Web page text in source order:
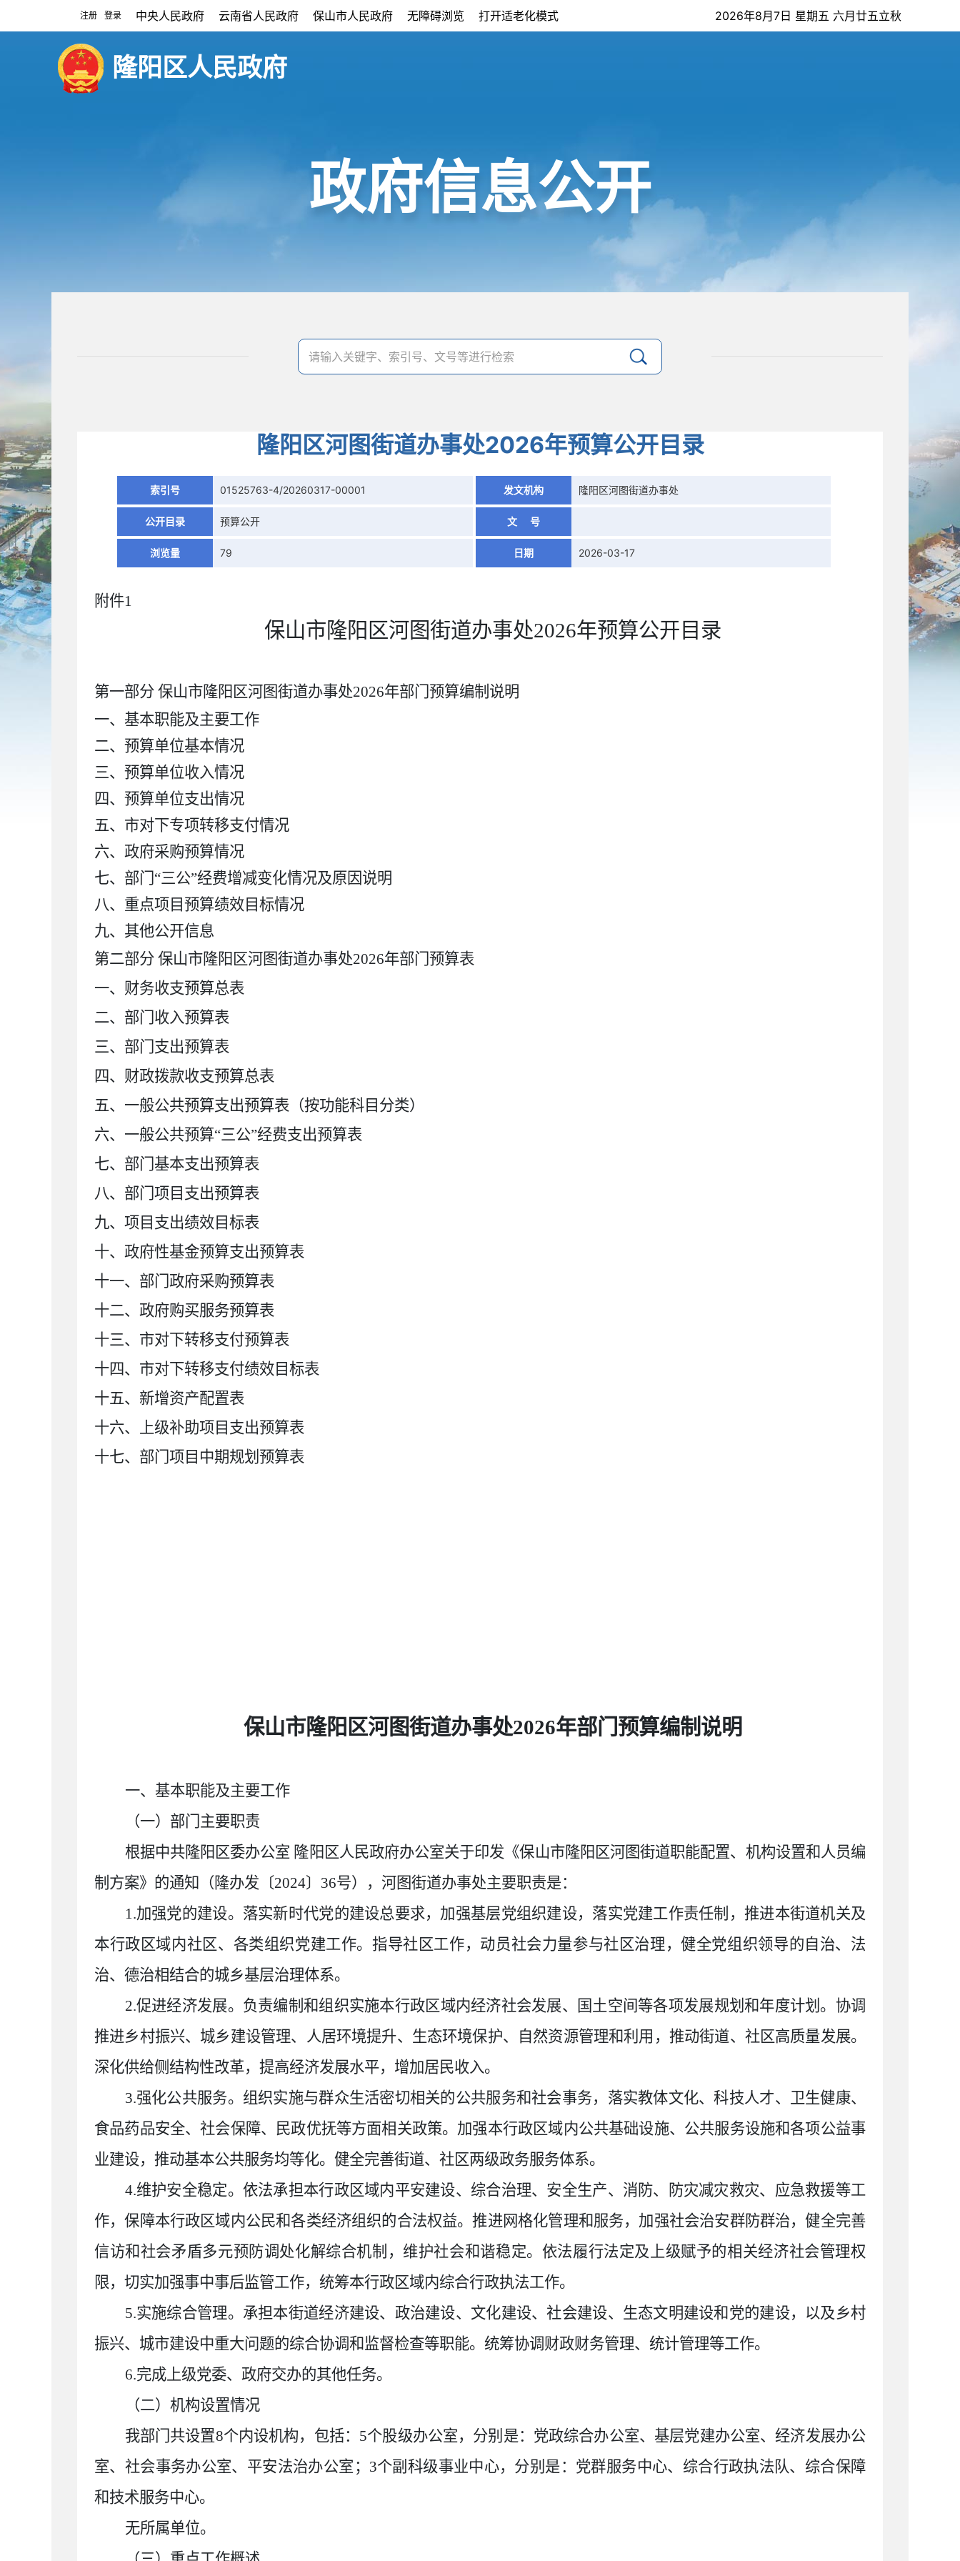
注册 登录 中央人民政府 云南省人民政府 保山市人民政府 无障碍浏览 打开适老化模式 2026年8月7日 星期五 六月廿五立秋
隆阳区人民政府
政府信息公开
隆阳区河图街道办事处2026年预算公开目录
索引号 01525763-4/20260317-00001 发文机构 隆阳区河图街道办事处
公开目录 预算公开 文 号
浏览量 79 日期 2026-03-17
附件1
保山市隆阳区河图街道办事处2026年预算公开 目录
第一部分 保山市隆阳区河图街道办事处2026年部门预算编制说明
一、基本职能及主要工作
二、预算单位基本情况
三、预算单位收入情况
四、 预算单位支出情况
五、 市对下专项转移支付情况
六、 政府采购预算情况
七、部门“三公”经费增减变化情况及原因说明
八、重点项目预算绩效目标情况
九、其他公开信息
第二部分 保山市隆阳区河图街道办事处2026年部门预算表
一、 财务收支预算总表
二、部门收入预算表
三、部门支出预算表
四、财政拨款收支预算总表
五、一般公共预算支出预算表 （按功能科目分类）
六、一般公共预算“三公”经费支出预算表
七、部门 基本支出预算表
八、 部门项目支出预算表
九、项目支出绩效目标表
十、政府性基金预算支出预算表
十一、部门政府采购预算表
十二、政府购买服务预算表
十三、 市对下转移支付预算表
十四、 市对下转移支付绩效目标表
十五、新增资产配置表
十六、上级补助项目支出预算表
十七、部门项目中期规划预算表
保山市隆阳区河图街道办事处2026年部门预算编制说明
一、基本职能及主要工作
（一）部门主要职责
根据中共隆阳区委办公室 隆阳区人民政府办公室关于印发《保山市隆阳区河图街道职能配置、机构设置和人员编
制方案》的通知（隆办发〔2024〕 36号），河图街道办事处主要职责是：
1.加强党的建设。落实新时代党的建设总要求，加强基层党组织建设，落实党建工作责任制，推进本街道机关及
本行政区域内社区、各类组织党建工作。指导社区工作，动员社会力量参与社区治理，健全党组织领导的自治、法
治、德治相结合的城乡基层治理体系。
2.促进经济发展。 负责编制和组织实施本行政区域内经济社会发展、国土空间等各项发展规划和年度计划。协调
推进乡村振兴、城乡建设管理、人居环境提升、生态环境保护、自然资源管理和利用，推动街道、社区高质量发展。
深化供给侧结构性改革，提高经济发展水平，增加居民收入。
3.强化公共服务。组织实施与群众生活密切相关的公共服务和社会事务，落实教体文化、科技人才、卫生健康、
食品药品安全、社会保障、民政优抚等方面相关政策。加强本行政区域内公共基础设施、公共服务设施和各项公益事
业建设，推动基本公共服务均等化。健全完善街道、社区两级政务服务体系。
4.维护安全稳定。依法承担本行政区域内平安建设、综合治理、安全生产、消防、防灾减灾救灾、应急救援等工
作，保障本行政区域内公民和各类经济组织的合法权益。推进网格化管理和服务，加强社会治安群防群治，健全完善
信访和社会矛盾多元预防调处化解综合机制，维护社会和谐稳定。依法履行法定及上级赋予的相关经济社会管理权
限，切实加强事中事后监管工作，统筹本行政区域内综合行政执法工作。
5.实施综合管理。承担本街道经济建设、政治建设、文化建设、社会建设、生态文明建设和党的建设，以及乡村
振兴、城市建设中重大问题的综合协调和监督检查等职能。统筹协调财政财务管理、统计管理等工作。
6.完成上级党委、政府交办的其他任务。
（二）机构设置情况
我部门共设置8个内设机构，包括： 5个股级办公室，分别是：党政综合办公室、基层党建办公室、经济发展办公
室、社会事务办公室、平安法治办公室； 3个副科级事业中心，分别是：党群服务中心、综合行政执法队、综合保障
和技术服务中心。
无所属单位。